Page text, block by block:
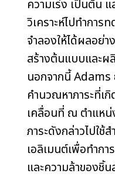
ความเร่ง เป็นต้น
วิเคราะห์ไปทำกา
จำลองให้ได้ผลอย่
สร้างต้นแบบและผ
นอกจากนี้
คำนวณหาภาระที่เ
เคลื่อนที่ ณ ตำแห
ภาระดังกล่าวไปใช้
เอลิเมนต์เพื่อทำก
และความล้าของชิ้